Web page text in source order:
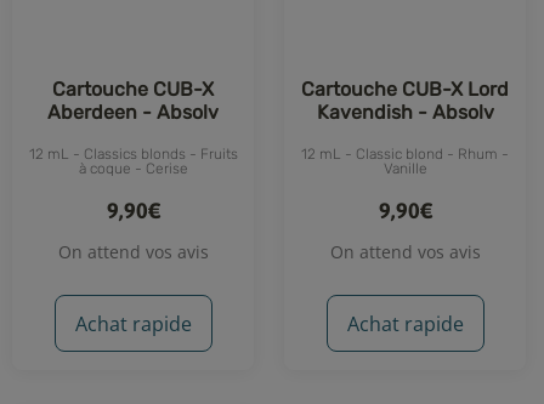
Cartouche CUB-X
Aberdeen - Absolv
12 mL - Classics blonds - Fruits
à coque - Cerise
9,90€
On attend vos avis
Achat rapide
Cartouche CUB-X Lord
Kavendish - Absolv
12 mL - Classic blond - Rhum -
Vanille
9,90€
On attend vos avis
Achat rapide